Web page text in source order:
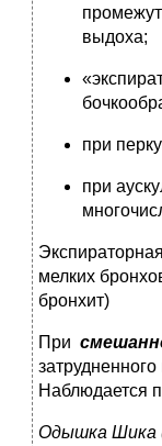
выдоха;
при
при
мелких
бронхит)
При
Наблюдается
Одышка Шика